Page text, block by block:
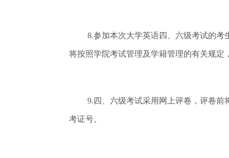
8.参加本次大学英语四、六级考试的
将按照学院考试管理及学籍管理的有关规定
9.四、六级考试采用网上评卷，评卷
考证号。